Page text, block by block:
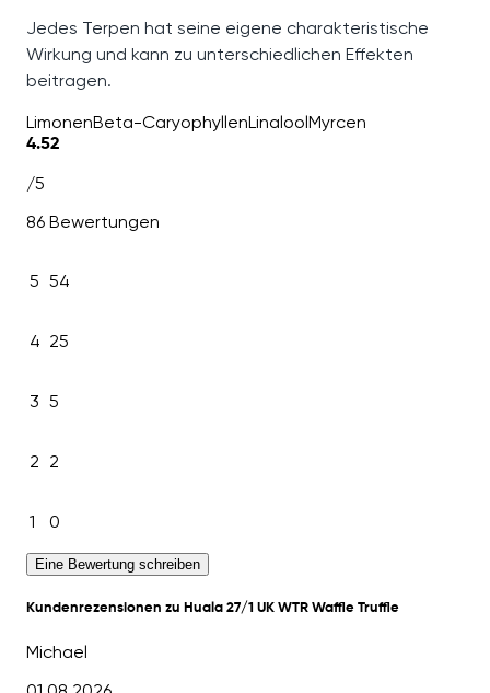
Jedes Terpen hat seine eigene charakteristische
Wirkung und kann zu unterschiedlichen Effekten
beitragen.
LimonenBeta-CaryophyllenLinaloolMyrcen
4.52
/5
86 Bewertungen
5 54
4 25
3 5
2 2
1 0
Eine Bewertung schreiben
Kundenrezensionen zu Huala 27/1 UK WTR Waffle Truffle
Michael